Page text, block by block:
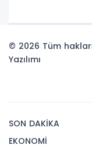
© 2026 Tüm
Yazılımı
SON DAKİKA
EKONOMİ